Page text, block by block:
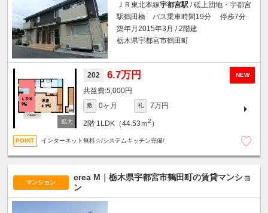
ＪＲ東北本線宇都宮駅 / 砥上団地・宇都宮
駅鶴田橋 バス乗車時間19分 停歩7分
築年月2015年3月 / 2階建
栃木県宇都宮市鶴田町
NEW
202 6.7万円
5,000円
敷 0ヶ月 礼 7万円
2階 1LDK（44.53ｍ2 ）
インターネット無料☆/システムキッチン完備/
マンション
crea M｜栃木県宇都宮市鶴田町の賃貸マンショ
ン